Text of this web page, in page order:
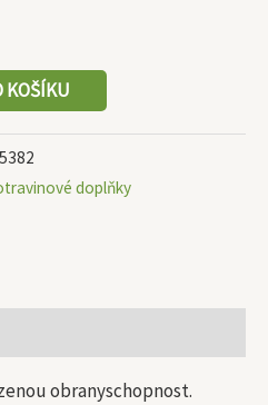
KOŠÍKU
doplňky
obranyschopnost.